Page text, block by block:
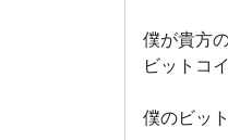
僕が貴方
ビットコ
僕のビッ